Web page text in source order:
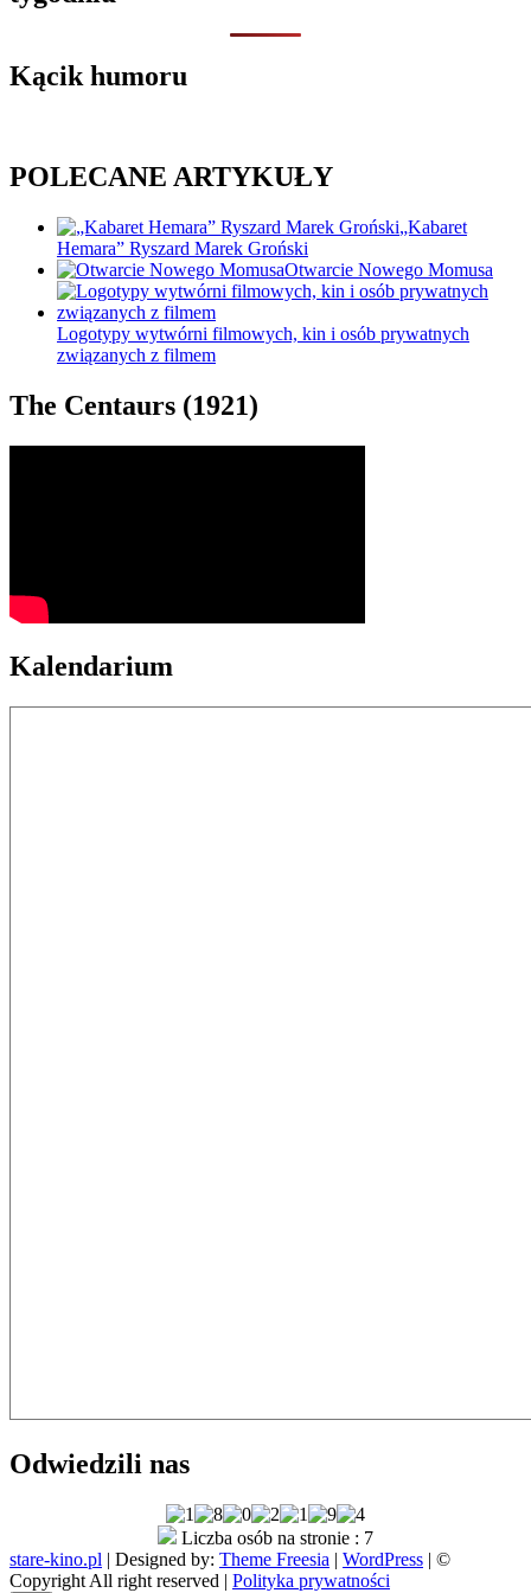
Kącik humoru
POLECANE ARTYKUŁY
„Kabaret
Hemara” Ryszard Marek Groński
Otwarcie Nowego Momusa
Logotypy wytwórni filmowych, kin i osób prywatnych
związanych z filmem
The Centaurs (1921)
Kalendarium
Odwiedzili nas
Liczba osób na stronie : 7
stare-kino.pl | Designed by: Theme Freesia | WordPress | ©
Copyright All right reserved | Polityka prywatności